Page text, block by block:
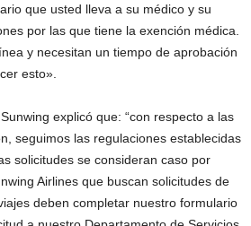
que usted lleva a su médico y su
por las que tiene la exención médica.
y necesitan un tiempo de aprobación
esto».
explicó que: “con respecto a las
seguimos las regulaciones establecidas
solicitudes se consideran caso por
Airlines que buscan solicitudes de
deben completar nuestro formulario